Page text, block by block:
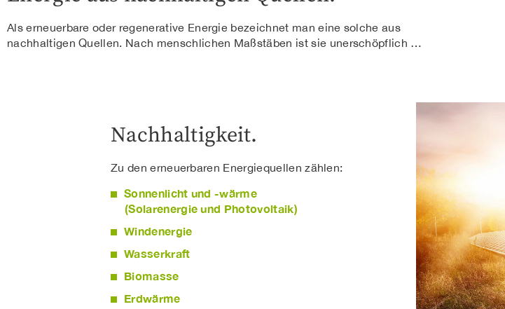
Als erneuerbare oder regenerative Energie bezeichnet man eine solche aus
nachhaltigen Quellen. Nach menschlichen Maßstäben ist sie unerschöpflich …
Nachhaltigkeit.
Zu den erneuerbaren Energiequellen zählen:
Sonnenlicht und -wärme
​(Solarenergie und Photovoltaik)
Windenergie
Wasserkraft
Biomasse
Erdwärme